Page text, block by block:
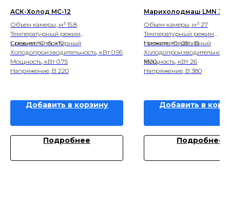
АСК-Холод МС-12
Объем камеры, м³ 15.8
Температурный режим
Среднетемпературный
t режим, °С -5...+10
Холодопроизводительность, кВт 0.95
Мощность, кВт 0.75
Напряжение, В 220
Добавить в корзину
Подробнее
Марихолодмаш LMN 327
Объем камеры, м³ 27
Температурный режим
Низкотемпературный
t режим, °С -25...-15
1820
Мощность, кВт 26
Напряжение, В 380
Добавить в
Подробнее